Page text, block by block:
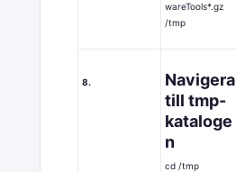
wareTools*.gz
/tmp
8.
Navigera
till tmp-
kataloge
n
cd /tmp